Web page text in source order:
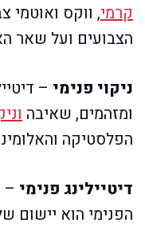
קרמי, ווקס ואוטמי
הצבועים ועל שאר
ניקוי פנימי –
ומזהמים, שאיבה
הפלסטיקה
דיטיילינג פנימי –
הפנימי הוא יישום